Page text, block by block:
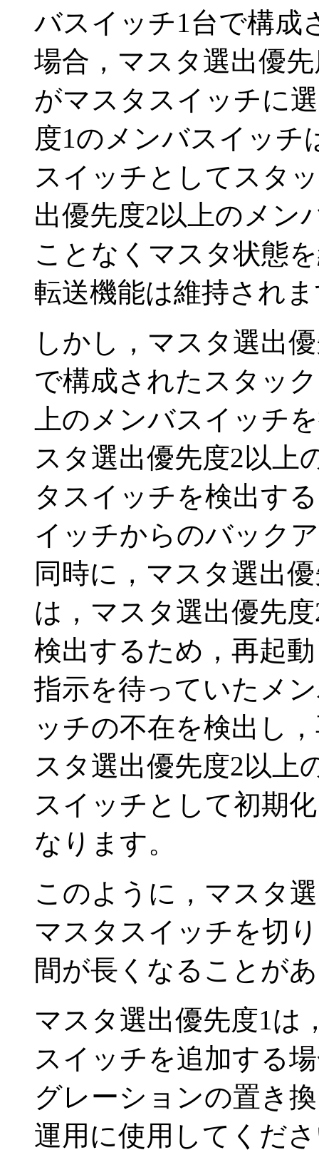
バスイッチ1台で構成
場合，マスタ選出優
がマスタスイッチに
度1のメンバスイッチ
スイッチとしてスタ
出優先度2以上のメン
ことなくマスタ状態
転送機能は維持され
しかし，マスタ選出
で構成されたスタッ
上のメンバスイッチ
スタ選出優先度2以上
タスイッチを検出す
イッチからのバック
同時に，マスタ選出
は，マスタ選出優先
検出するため，再起
指示を待っていたメ
ッチの不在を検出し
スタ選出優先度2以上
スイッチとして初期
なります。
このように，マスタ
マスタスイッチを切
間が長くなることが
マスタ選出優先度1は
スイッチを追加する
グレーションの置き
運用に使用してくだ